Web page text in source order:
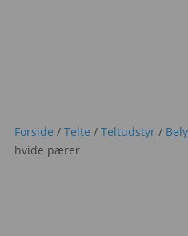
Forside /Telte /Teltudstyr /
hvide pærer